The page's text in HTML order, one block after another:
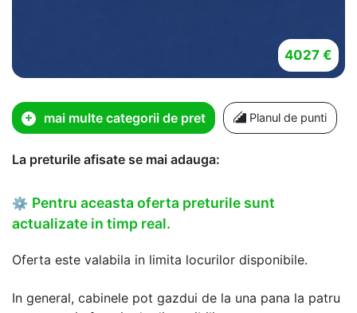
4027 €
mai multe categorii de pret Planul de punti
La preturile afisate se mai adauga:
⚙ Pentru aceasta oferta preturile sunt
actualizate in timp real.
Oferta este valabila in limita locurilor disponibile.
In general, cabinele pot gazdui de la una pana la patru